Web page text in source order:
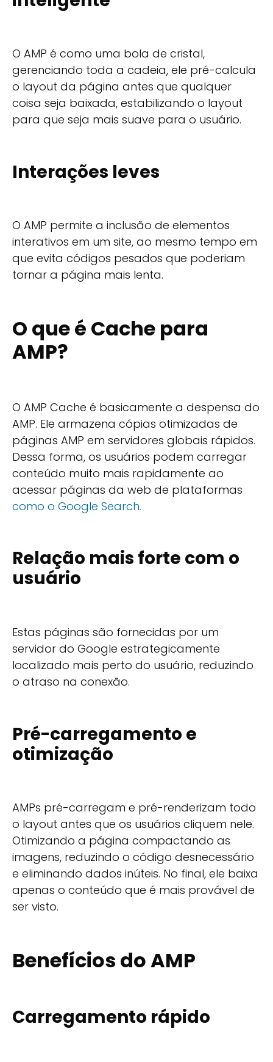
O AMP é como uma bola de cristal,
gerenciando toda a cadeia, ele pré-calcula
o layout da página antes que qualquer
coisa seja baixada, estabilizando o layout
para que seja mais suave para o usuário.
Interações leves
O AMP permite a inclusão de elementos
interativos em um site, ao mesmo tempo em
que evita códigos pesados que poderiam
tornar a página mais lenta.
O que é Cache para
AMP?
O AMP Cache é basicamente a despensa do
AMP. Ele armazena cópias otimizadas de
páginas AMP em servidores globais rápidos.
Dessa forma, os usuários podem carregar
conteúdo muito mais rapidamente ao
acessar páginas da web de plataformas
como o Google Search.
Relação mais forte com o
usuário
Estas páginas são fornecidas por um
servidor do Google estrategicamente
localizado mais perto do usuário, reduzindo
o atraso na conexão.
Pré-carregamento e
otimização
AMPs pré-carregam e pré-renderizam todo
o layout antes que os usuários cliquem nele.
Otimizando a página compactando as
imagens, reduzindo o código desnecessário
e eliminando dados inúteis. No final, ele baixa
apenas o conteúdo que é mais provável de
ser visto.
Benefícios do AMP
Carregamento rápido